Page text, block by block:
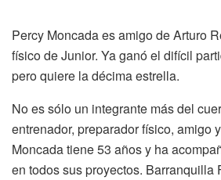
Percy Moncada es amigo de Arturo
físico de Junior. Ya ganó el difícil
pero quiere la décima estrella.
No es sólo un integrante más del
entrenador, preparador físico, amigo
Moncada tiene 53 años y ha
en todos sus proyectos. Barranquilla